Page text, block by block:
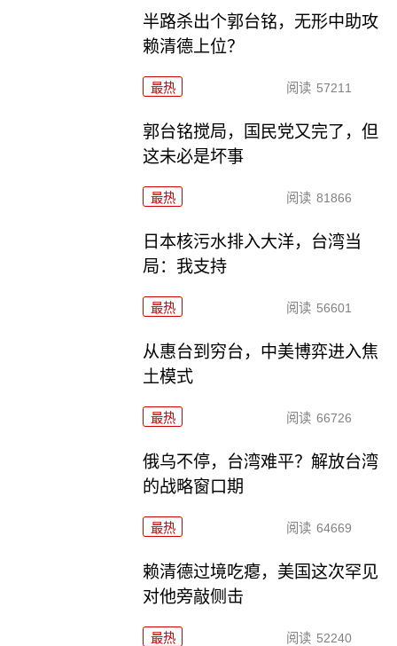
半路杀出个郭台铭，无形中助攻
赖清德上位？
最热 阅读 57211
郭台铭搅局，国民党又完了，但
这未必是坏事
最热 阅读 81866
日本核污水排入大洋，台湾当
局：我支持
最热 阅读 56601
从惠台到穷台，中美博弈进入焦
土模式
最热 阅读 66726
俄乌不停，台湾难平？解放台湾
的战略窗口期
最热 阅读 64669
赖清德过境吃瘪，美国这次罕见
对他旁敲侧击
最热 阅读 52240